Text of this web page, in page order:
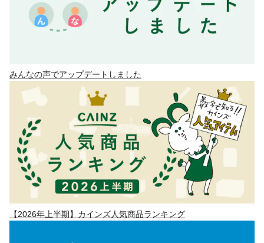
みんなの声でアップデートしました
【2026年上半期】カインズ人気商品ランキング